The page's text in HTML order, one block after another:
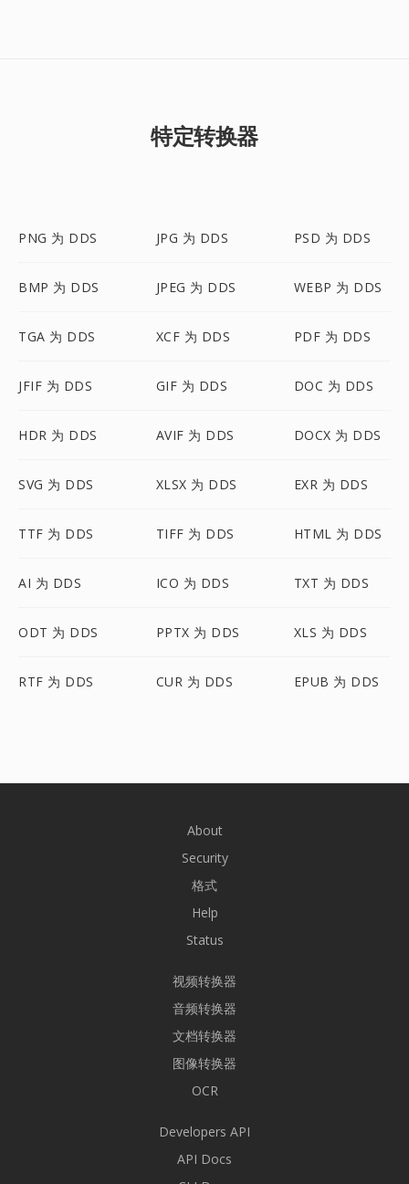
特定转换器
PNG 为 DDS JPG 为 DDS PSD 为 DDS
BMP 为 DDS JPEG 为 DDS WEBP 为 DDS
TGA 为 DDS XCF 为 DDS PDF 为 DDS
JFIF 为 DDS GIF 为 DDS DOC 为 DDS
HDR 为 DDS AVIF 为 DDS DOCX 为 DDS
SVG 为 DDS XLSX 为 DDS EXR 为 DDS
TTF 为 DDS TIFF 为 DDS HTML 为 DDS
AI 为 DDS ICO 为 DDS TXT 为 DDS
ODT 为 DDS PPTX 为 DDS XLS 为 DDS
RTF 为 DDS CUR 为 DDS EPUB 为 DDS
About
Security
格式
Help
Status
视频转换器
音频转换器
文档转换器
图像转换器
OCR
Developers API
API Docs